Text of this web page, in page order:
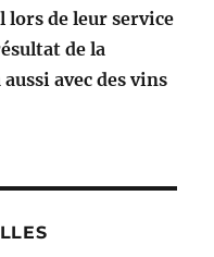
lors de leur service
de la
avec des vins